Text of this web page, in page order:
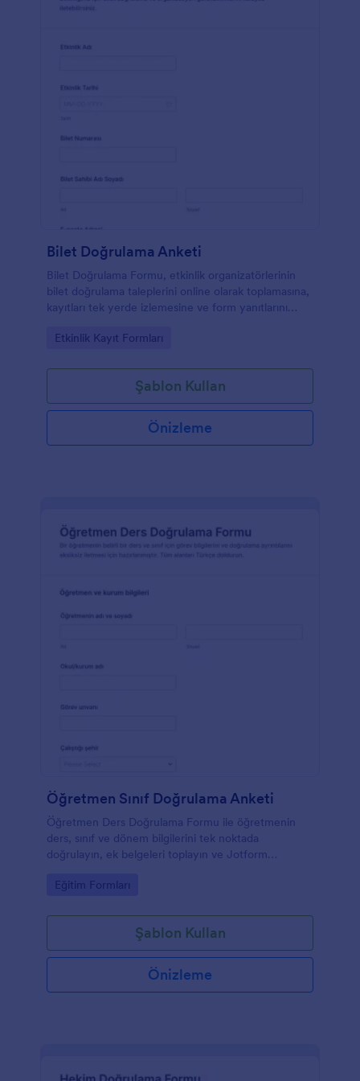
Bilet Doğrulama Anketi
Bilet Doğrulama Formu, etkinlik organizatörlerinin
bilet doğrulama taleplerini online olarak toplamasına,
kayıtları tek yerde izlemesine ve form yanıtlarını
Go to Category:
Etkinlik Kayıt Formları
Şablon Kullan
Önizleme
Öğretmen Sınıf Doğrulama Anketi
Öğretmen Ders Doğrulama Formu ile öğretmenin
ders, sınıf ve dönem bilgilerini tek noktada
doğrulayın, ek belgeleri toplayın ve Jotform
edin.
Go to Category:
Eğitim Formları
Şablon Kullan
Önizleme